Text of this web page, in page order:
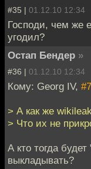
#35 | 01.12.10 12:34
Господи, чем же
угодил?
Остап Бендер »
#36 | 01.12.10 12:34
Кому: Georg IV, #7
> А как же
> Что их не
А кто тогда
выкладывать?